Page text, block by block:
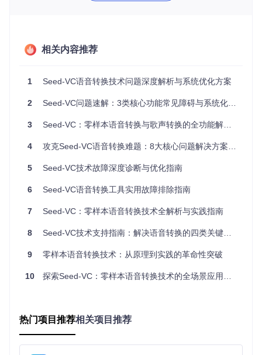
现版本冲突或编译错误，终端显示"version conflict"或"build fai
led"提示。
检查Python版本是否符合要求（推荐3.8-3.10）
确认是否在虚拟环境中操作
查看错误日志定位具体冲突包
：
venv\Scripts\activate # Windows
[Windows] 安装Triton优化库
预防措施：
相关内容推荐
1 Seed-VC语音转换技术问题深度解析与系统优化方案
2 Seed-VC问题速解：3类核心功能常见障碍与系统化解决方案
3 Seed-VC：零样本语音转换与歌声转换的全功能解决方案
4 攻克Seed-VC语音转换难题：8大核心问题解决方案与效率提升指南
5 Seed-VC技术故障深度诊断与优化指南
6 Seed-VC语音转换工具实用故障排除指南
7 Seed-VC：零样本语音转换技术全解析与实践指南
8 Seed-VC技术支持指南：解决语音转换的四类关键问题
9 零样本语音转换技术：从原理到实践的革命性突破
10 探索Seed-VC：零样本语音转换技术的全场景应用指南
热门项目推荐相关项目推荐